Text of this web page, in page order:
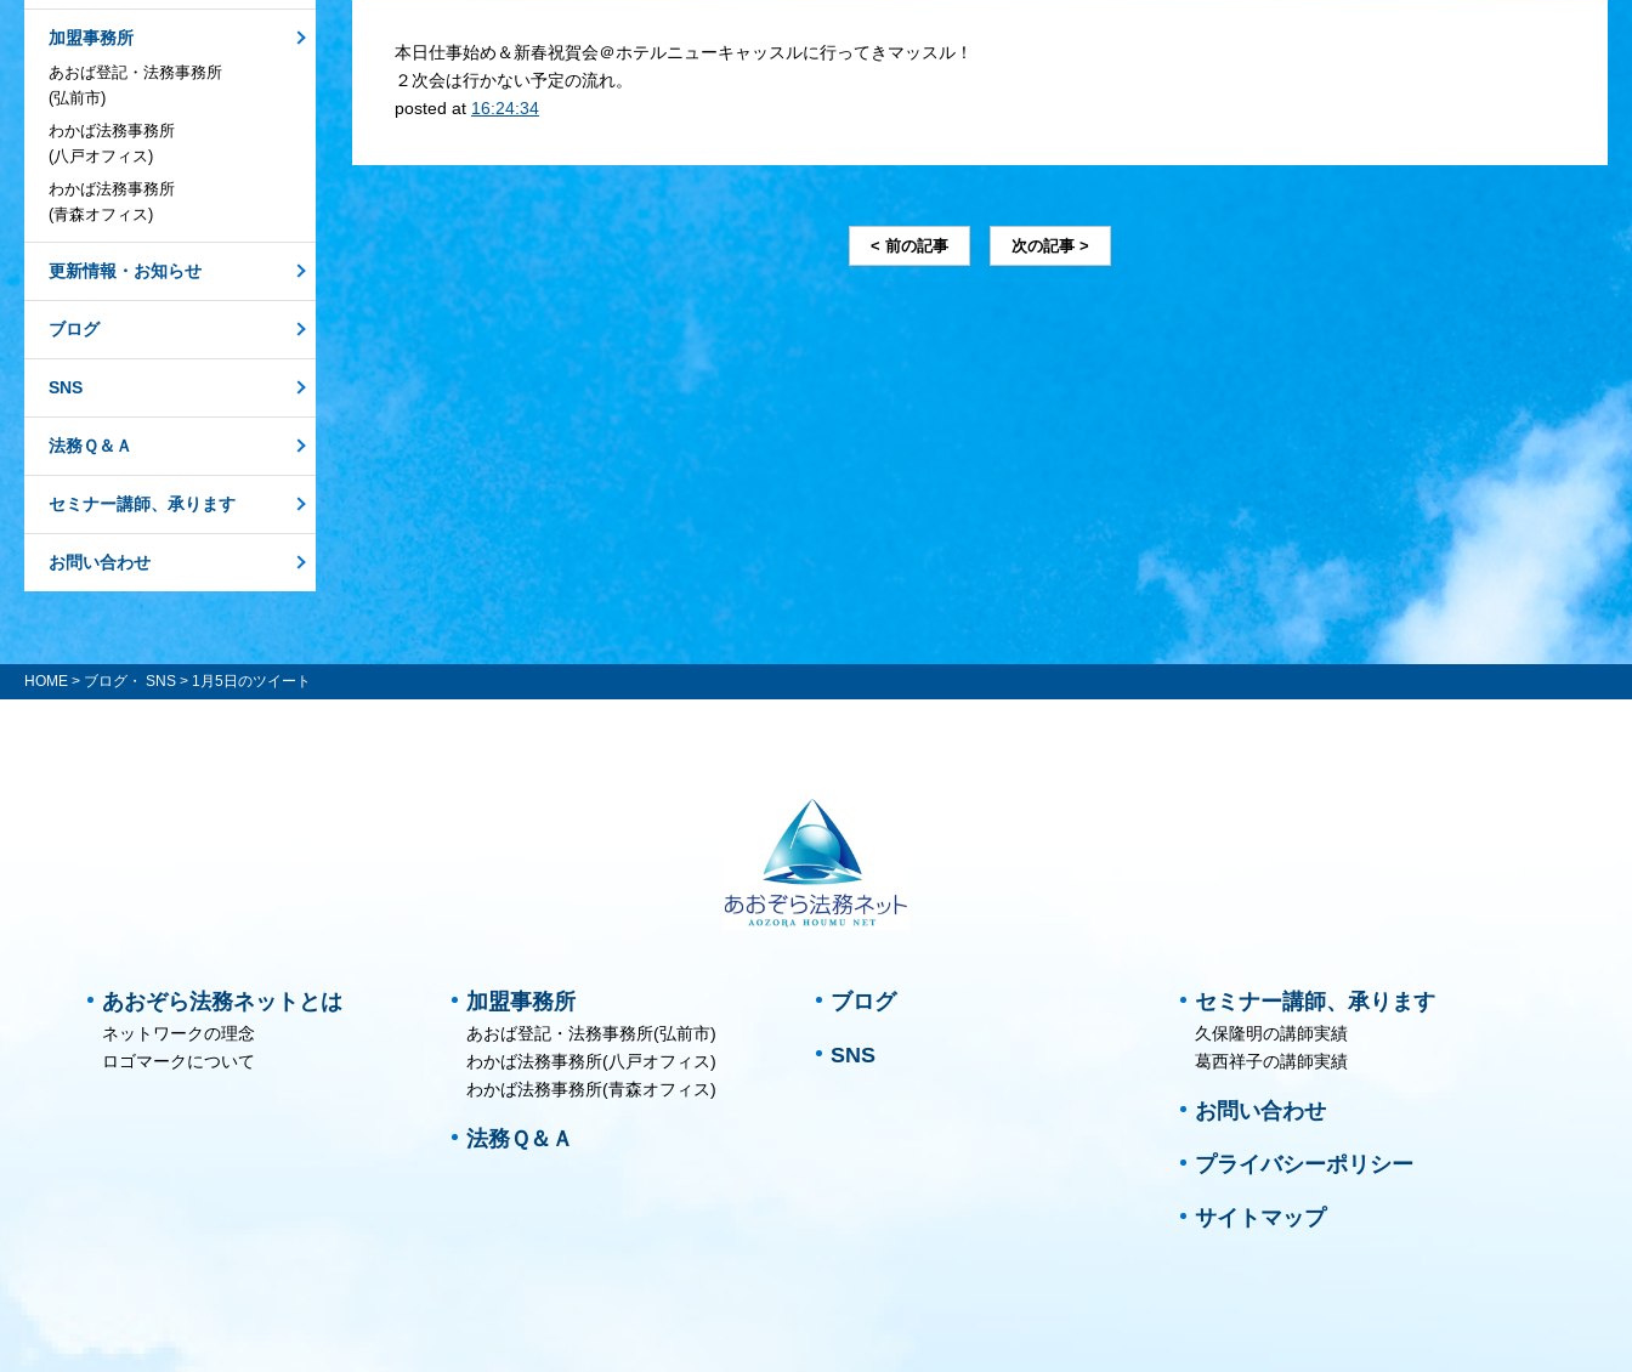
本日仕事始め＆新春祝賀会＠ホテルニューキャッスルに行ってきマッスル！
２次会は行かない予定の流れ。
posted at 16:24:34
< 前の記事 次の記事 >
加盟事務所
あおば登記・法務事務所
(弘前市)
わかば法務事務所
(八戸オフィス)
わかば法務事務所
(青森オフィス)
更新情報・お知らせ
ブログ
SNS
法務Ｑ＆Ａ
セミナー講師、承ります
お問い合わせ
HOME > ブログ・ SNS > 1月5日のツイート
あおぞら法務ネットとは
ネットワークの理念
ロゴマークについて
加盟事務所
あおば登記・法務事務所(弘前市)
わかば法務事務所(八戸オフィス)
わかば法務事務所(青森オフィス)
法務Ｑ＆Ａ
ブログ
SNS
セミナー講師、承ります
久保隆明の講師実績
葛西祥子の講師実績
お問い合わせ
プライバシーポリシー
サイトマップ